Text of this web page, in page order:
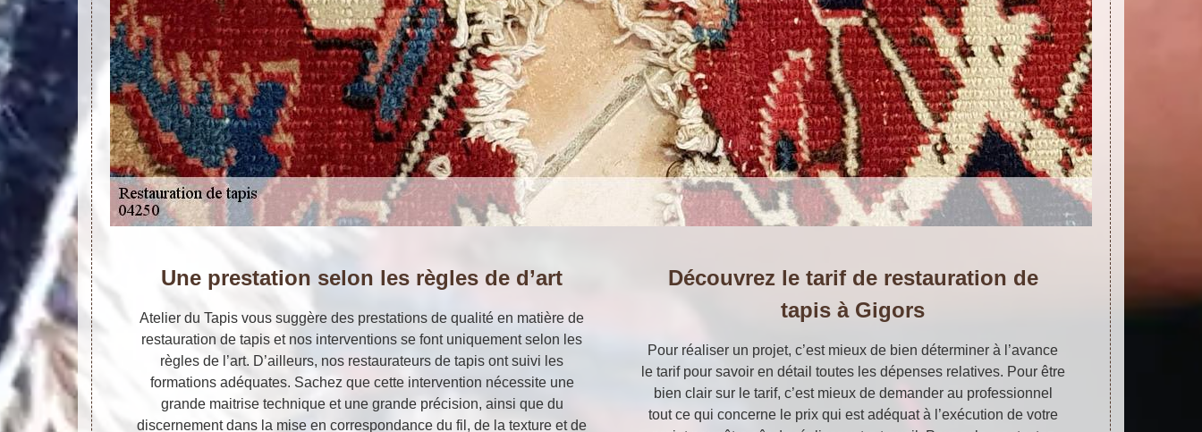
Une prestation selon les règles de d’art
Atelier du Tapis vous suggère des prestations de qualité en matière de
restauration de tapis et nos interventions se font uniquement selon les
règles de l’art. D’ailleurs, nos restaurateurs de tapis ont suivi les
formations adéquates. Sachez que cette intervention nécessite une
grande maitrise technique et une grande précision, ainsi que du
discernement dans la mise en correspondance du fil, de la texture et de
Découvrez le tarif de restauration de
tapis à Gigors
Pour réaliser un projet, c’est mieux de bien déterminer à l’avance
le tarif pour savoir en détail toutes les dépenses relatives. Pour être
bien clair sur le tarif, c’est mieux de demander au professionnel
tout ce qui concerne le prix qui est adéquat à l’exécution de votre